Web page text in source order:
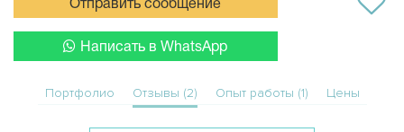
Отправить сообщение
Написать в WhatsApp
Портфолио Отзывы (2) Опыт работы (1) Цены